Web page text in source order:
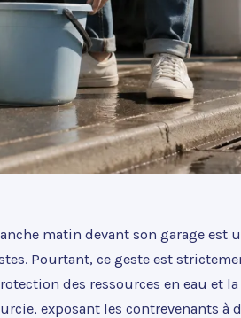
matin devant son garage est
Pourtant, ce geste est
des ressources en eau et
exposant les contrevenants à